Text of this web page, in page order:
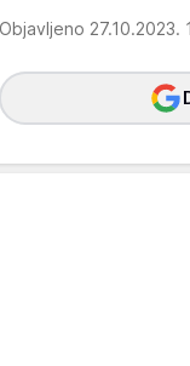
Objavljeno 27.10.2023.